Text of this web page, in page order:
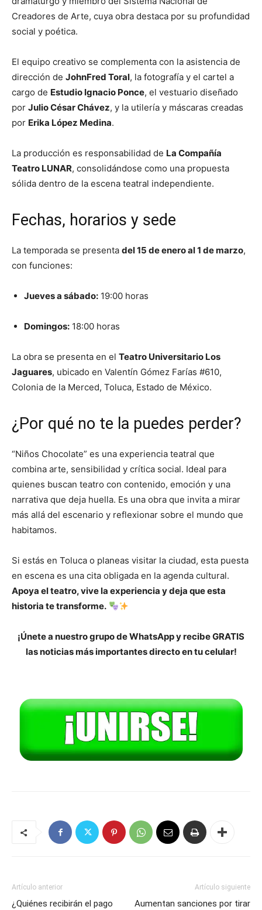
Creadores de Arte, cuya obra destaca por su profundidad
social y poética.
El equipo creativo se complementa con la asistencia de
dirección de JohnFred Toral, la fotografía y el cartel a
cargo de Estudio Ignacio Ponce, el vestuario diseñado
por Julio César Chávez, y la utilería y máscaras creadas
por Erika López Medina.
La producción es responsabilidad de La Compañía
Teatro LUNAR, consolidándose como una propuesta
sólida dentro de la escena teatral independiente.
Fechas, horarios y sede
La temporada se presenta del 15 de enero al 1 de marzo,
con funciones:
Jueves a sábado: 19:00 horas
Domingos: 18:00 horas
La obra se presenta en el Teatro Universitario Los
Jaguares, ubicado en Valentín Gómez Farías #610,
Colonia de la Merced, Toluca, Estado de México.
¿Por qué no te la puedes perder?
“Niños Chocolate” es una experiencia teatral que
combina arte, sensibilidad y crítica social. Ideal para
quienes buscan teatro con contenido, emoción y una
narrativa que deja huella. Es una obra que invita a mirar
más allá del escenario y reflexionar sobre el mundo que
habitamos.
Si estás en Toluca o planeas visitar la ciudad, esta puesta
en escena es una cita obligada en la agenda cultural.
Apoya el teatro, vive la experiencia y deja que esta
historia te transforme.
¡Únete a nuestro grupo de WhatsApp y recibe GRATIS
las noticias más importantes directo en tu celular!
Artículo anterior
¿Quiénes recibirán el pago
Artículo siguiente
Aumentan sanciones por tirar